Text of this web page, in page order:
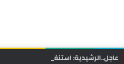
عاجل..الرشيدية: استنفار أمني بعد